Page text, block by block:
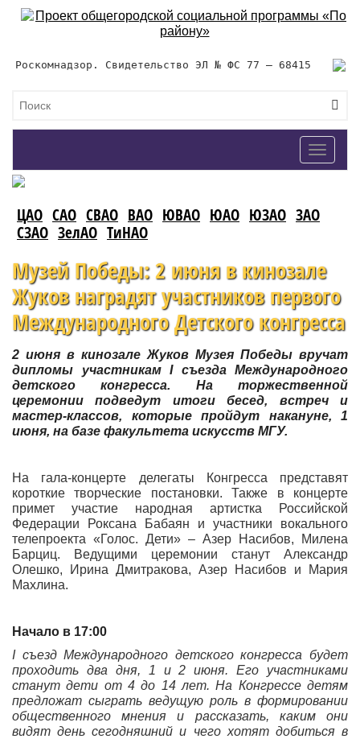
Роскомнадзор. Свидетельство ЭЛ № ФС 77 – 68415
Toggle
ЦАО САО СВАО ВАО ЮВАО ЮАО ЮЗАО ЗАО
СЗАО ЗелАО ТиНАО
Музей Победы: 2 июня в кинозале
Жуков наградят участников первого
Международного Детского конгресса
2 июня в кинозале Жуков Музея Победы вручат
дипломы участникам I съезда Международного
детского конгресса. На торжественной
церемонии подведут итоги бесед, встреч и
мастер-классов, которые пройдут накануне, 1
июня, на базе факультета искусств МГУ.
На гала-концерте делегаты Конгресса представят
короткие творческие постановки. Также в концерте
примет участие народная артистка Российской
Федерации Роксана Бабаян и участники вокального
телепроекта «Голос. Дети» – Азер Насибов, Милена
Барциц. Ведущими церемонии станут Александр
Олешко, Ирина Дмитракова, Азер Насибов и Мария
Махлина.
Начало в 17:00
I съезд Международного детского конгресса будет
проходить два дня, 1 и 2 июня. Его участниками
станут дети от 4 до 14 лет. На Конгрессе детям
предложат сыграть ведущую роль в формировании
общественного мнения и рассказать, каким они
видят день сегодняшний и чего хотят добиться в